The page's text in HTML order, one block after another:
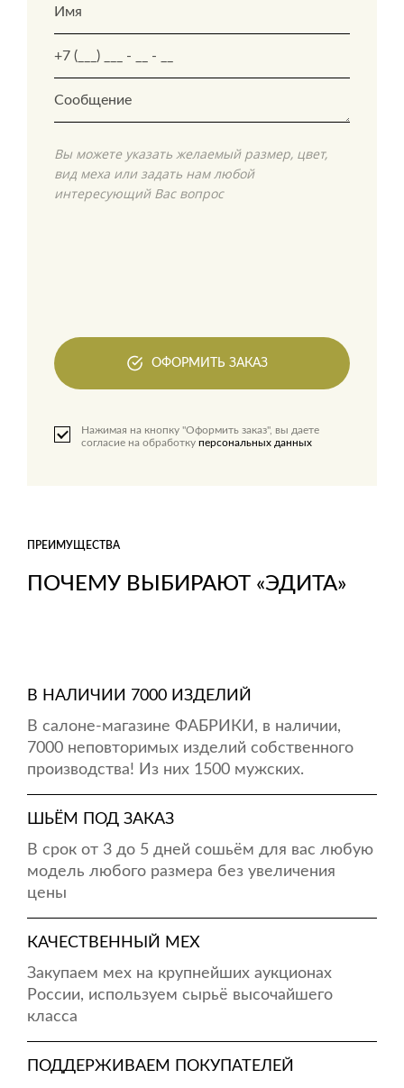
Вы можете указать желаемый размер, цвет,
вид меха или задать нам любой
интересующий Вас вопрос
ОФОРМИТЬ ЗАКАЗ
Нажимая на кнопку "Оформить заказ", вы даете
согласие на обработку персональных данных
ПОЧЕМУ ВЫБИРАЮТ «ЭДИТА»
ПРЕИМУЩЕСТВА
В НАЛИЧИИ 7000 ИЗДЕЛИЙ
В салоне-магазине ФАБРИКИ, в наличии,
7000 неповторимых изделий собственного
производства! Из них 1500 мужских.
ШЬЁМ ПОД ЗАКАЗ
В срок от 3 до 5 дней сошьём для вас любую
модель любого размера без увеличения
цены
КАЧЕСТВЕННЫЙ МЕХ
Закупаем мех на крупнейших аукционах
России, используем сырьё высочайшего
класса
ПОДДЕРЖИВАЕМ ПОКУПАТЕЛЕЙ